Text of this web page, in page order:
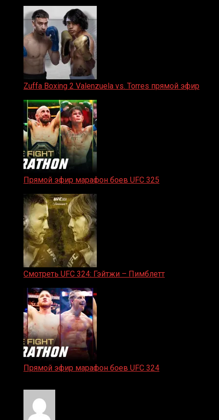
Zuffa Boxing 2 Valenzuela vs. Torres прямой эфир
Прямой эфир марафон боев UFC 325
Смотреть UFC 324: Гэйтжи – Пимблетт
Прямой эфир марафон боев UFC 324